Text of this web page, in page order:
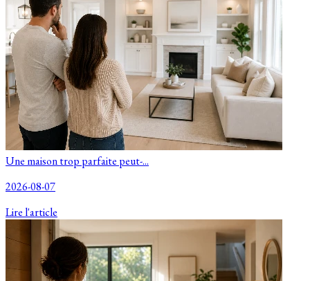
Une maison trop parfaite peut-...
2026-08-07
Lire l'article